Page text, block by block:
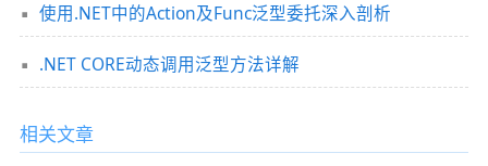
使用.NET中的Action及Func泛型委托深入剖析
.NET CORE动态调用泛型方法详解
相关文章